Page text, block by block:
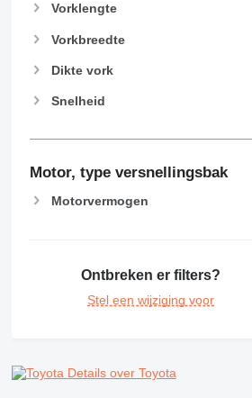
Vorklengte
Vorkbreedte
Dikte vork
Snelheid
Motor, type versnellingsbak
Motorvermogen
Ontbreken er filters?
Stel een wijziging voor
Details over Toyota